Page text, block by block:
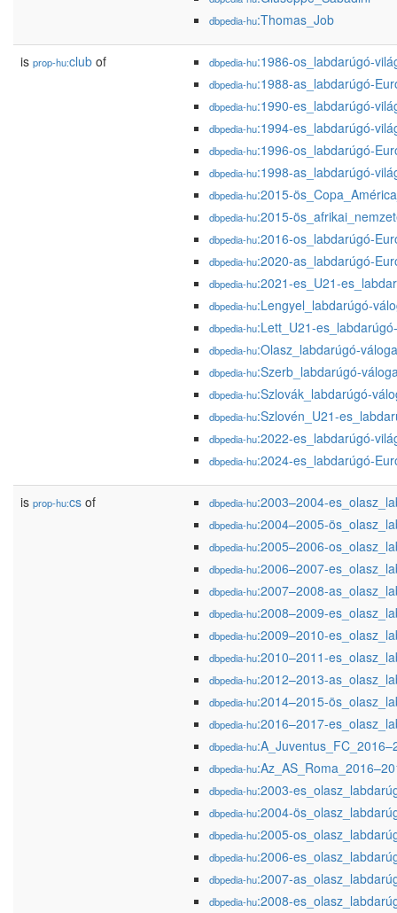
dbpedia-hu:Thomas_Job
is prop-hu:club of dbpedia-hu:1986-os_labdarúgó-
dbpedia-hu:1988-as_labdarúgó-
dbpedia-hu:1990-es_labdarúgó-
dbpedia-hu:1994-es_labdarúgó-
dbpedia-hu:1996-os_labdarúgó-
dbpedia-hu:1998-as_labdarúgó-
dbpedia-hu:2015-
dbpedia-hu:2015-
dbpedia-hu:2016-os_labdarúgó-
dbpedia-hu:2020-as_labdarúgó-
dbpedia-hu:2021-es_U21-
dbpedia-hu:Lengyel_labdarúgó-
dbpedia-hu:Lett_U21-
dbpedia-hu:Olasz_labdarúgó-
dbpedia-hu:Szerb_labdarúgó-
dbpedia-hu:Szlovák_labdarúgó-
dbpedia-hu:Szlovén_U21-
dbpedia-hu:2022-es_labdarúgó-
dbpedia-hu:2024-es_labdarúgó-
is prop-hu:cs of dbpedia-hu:2003–2004-
dbpedia-hu:2004–2005-
dbpedia-hu:2005–2006-
dbpedia-hu:2006–2007-
dbpedia-hu:2007–2008-
dbpedia-hu:2008–2009-
dbpedia-hu:2009–2010-
dbpedia-hu:2010–2011-
dbpedia-hu:2012–2013-
dbpedia-hu:2014–2015-
dbpedia-hu:2016–2017-
dbpedia-hu
dbpedia-hu
dbpedia-hu:2003-
dbpedia-hu:2004-
dbpedia-hu:2005-
dbpedia-hu:2006-
dbpedia-hu:2007-
dbpedia-hu:2008-